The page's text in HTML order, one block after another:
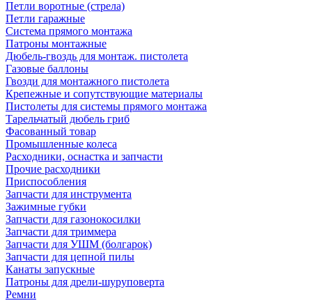
Петли воротные (стрела)
Петли гаражные
Система прямого монтажа
Патроны монтажные
Дюбель-гвоздь для монтаж. пистолета
Газовые баллоны
Гвозди для монтажного пистолета
Крепежные и сопутствующие материалы
Пистолеты для системы прямого монтажа
Тарельчатый дюбель гриб
Фасованный товар
Промышленные колеса
Расходники, оснастка и запчасти
Прочие расходники
Приспособления
Запчасти для инструмента
Зажимные губки
Запчасти для газонокосилки
Запчасти для триммера
Запчасти для УШМ (болгарок)
Запчасти для цепной пилы
Канаты запускные
Патроны для дрели-шуруповерта
Ремни